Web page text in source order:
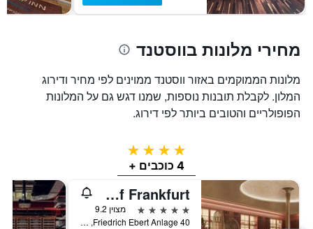
מחירי מלונות בווסטנד
מלונות הממוקמים באזור ווסטנד ממוינים לפי מחיר ודירוג
המלון. לקבלת תובנות נוספות, שמנו דגש גם על המלונות
הפופולריים והטובים ביותר לפי דירוג.
4 כוכבים
4 כוכבים +
Taj Hessischer Hof Frankfurt
5 כוכבים
מצוין 9.2
Friedrich Ebert Anlage 40, פרנקפורט אם מיין, הסן, גרמניה